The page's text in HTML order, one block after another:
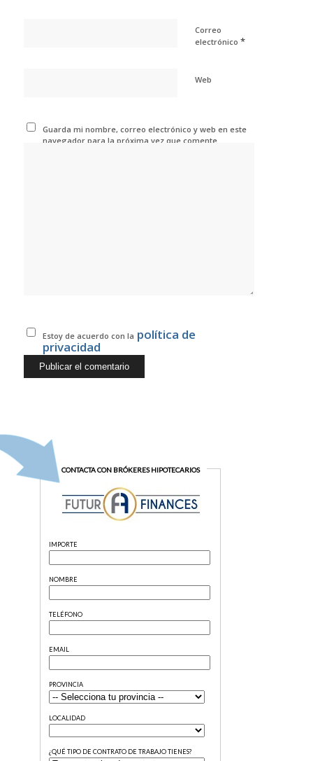
Correo
electrónico *
Web
Guarda mi nombre, correo electrónico y web en este
navegador para la próxima vez que comente.
Estoy de acuerdo con la política de
privacidad